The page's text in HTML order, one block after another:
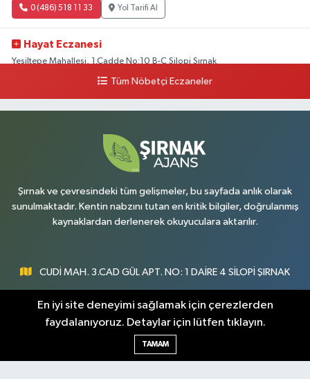
0 (486) 518 11 33 Yol Tarifi Al
Hayat Eczanesi
Yeşiltepe Mahallesi, 1.Cadde No:10 B-C Silopi Şırnak
Yol Tarifi Al
Yenişehir Mahallesi, 8.Cadde No:53 A Silopi Şırnak
Yol Tarifi Al
Tüm Nöbetçi Eczaneler
Şırnak ve çevresindeki tüm gelişmeler, bu sayfada anlık olarak
sunulmaktadır. Kentin nabzını tutan en kritik bilgiler, doğrulanmış
kaynaklardan derlenerek okuyuculara aktarılır.
CUDİ MAH. 3.CAD GÜL APT. NO: 1 DAİRE 4 SİLOPİ ŞIRNAK
0547 300 73 73
[email protected]
En iyi site deneyimi sağlamak için çerezlerden
faydalanıyoruz. Detaylar için lütfen tıklayın.
TAMAM